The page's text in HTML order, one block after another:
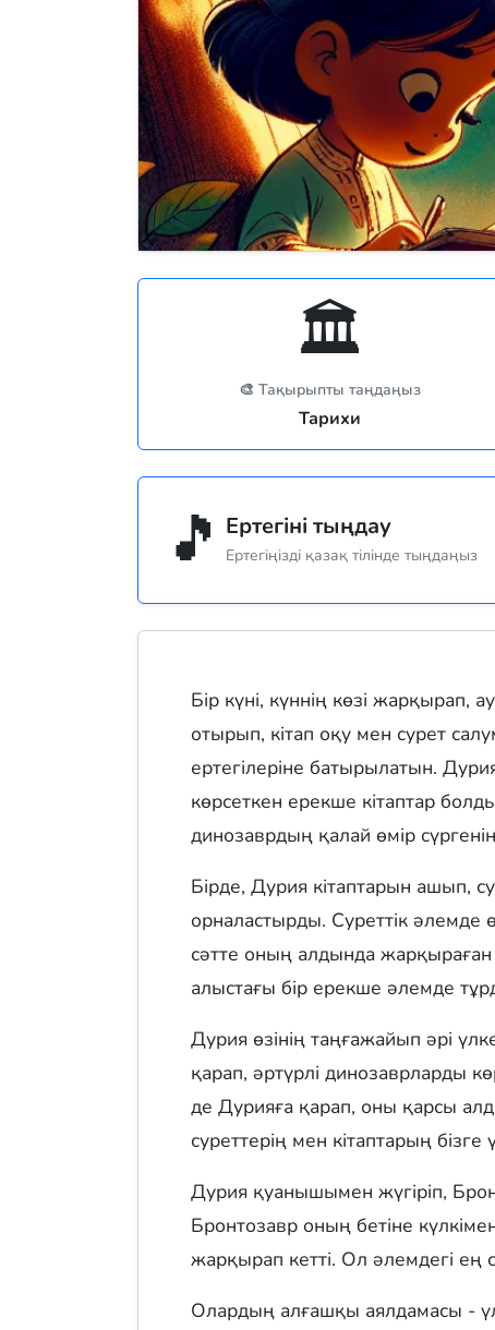
🏛️
🎨 Тақырыпты таңдаңыз
Тарихи
🎵 Ертегіні тыңдау
Ертегіңізді қазақ тілінде тыңдаңыз
Бір күні, күннің көзі жарқырап,
отырып, кітап оқу мен сурет
ертегілеріне батырылатын.
көрсеткен ерекше кітаптар
динозаврдың қалай өмір
Бірде, Дурия кітаптарын ашып,
орналастырды. Суреттік
сәтте оның алдында
алыстағы бір ерекше әлемде
Дурия өзінің таңғажайып әрі
қарап, әртүрлі динозаврларды
де Дурияға қарап, оны қарсы
суреттерің мен кітаптарың
Дурия қуанышымен жүгіріп,
Бронтозавр оның бетіне
жарқырап кетті. Ол әлемдегі ең
Олардың алғашқы аялдамасы -